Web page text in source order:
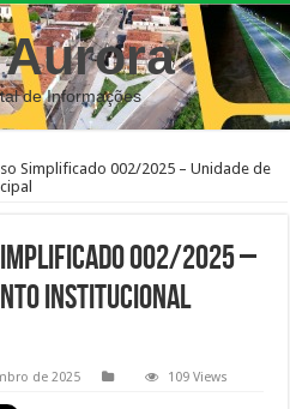
de Informações
Simplificado 002/2025 – Unidade de
002/2025 –
Institucional
de 2025 109 Views